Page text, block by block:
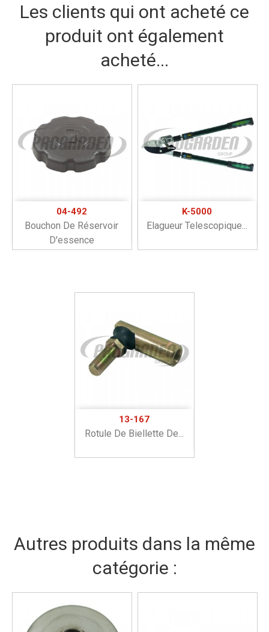
Les clients qui ont acheté ce
produit ont également
acheté...
04-492
Bouchon De Réservoir
D'essence
K-5000
Elagueur Telescopique...
13-167
Rotule De Biellette De...
Autres produits dans la même
catégorie :